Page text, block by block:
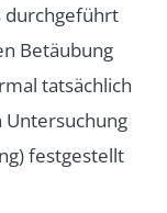
durchgeführt
Betäubung
tatsächlich
Untersuchung
festgestellt